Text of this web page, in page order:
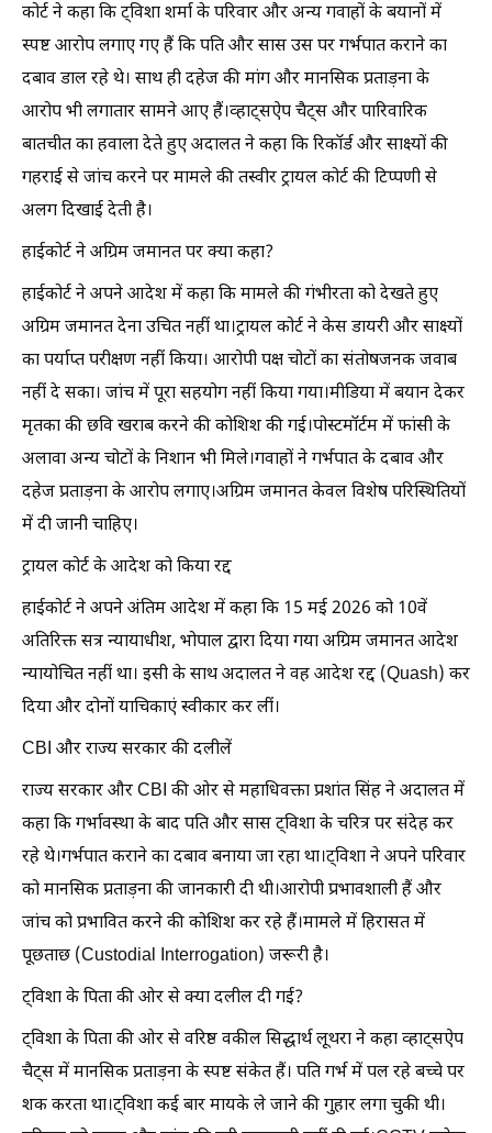
कोर्ट ने कहा कि ट्विशा शर्मा के परिवार और अन्य गवाहों के बयानों में
स्पष्ट आरोप लगाए गए हैं कि पति और सास उस पर गर्भपात कराने का
दबाव डाल रहे थे। साथ ही दहेज की मांग और मानसिक प्रताड़ना के
आरोप भी लगातार सामने आए हैं।व्हाट्सऐप चैट्स और पारिवारिक
बातचीत का हवाला देते हुए अदालत ने कहा कि रिकॉर्ड और साक्ष्यों की
गहराई से जांच करने पर मामले की तस्वीर ट्रायल कोर्ट की टिप्पणी से
अलग दिखाई देती है।
हाईकोर्ट ने अग्रिम जमानत पर क्या कहा?
हाईकोर्ट ने अपने आदेश में कहा कि मामले की गंभीरता को देखते हुए
अग्रिम जमानत देना उचित नहीं था।ट्रायल कोर्ट ने केस डायरी और साक्ष्यों
का पर्याप्त परीक्षण नहीं किया। आरोपी पक्ष चोटों का संतोषजनक जवाब
नहीं दे सका। जांच में पूरा सहयोग नहीं किया गया।मीडिया में बयान देकर
मृतका की छवि खराब करने की कोशिश की गई।पोस्टमॉर्टम में फांसी के
अलावा अन्य चोटों के निशान भी मिले।गवाहों ने गर्भपात के दबाव और
दहेज प्रताड़ना के आरोप लगाए।अग्रिम जमानत केवल विशेष परिस्थितियों
में दी जानी चाहिए।
ट्रायल कोर्ट के आदेश को किया रद्द
हाईकोर्ट ने अपने अंतिम आदेश में कहा कि 15 मई 2026 को 10वें
अतिरिक्त सत्र न्यायाधीश, भोपाल द्वारा दिया गया अग्रिम जमानत आदेश
न्यायोचित नहीं था। इसी के साथ अदालत ने वह आदेश रद्द (Quash) कर
दिया और दोनों याचिकाएं स्वीकार कर लीं।
CBI और राज्य सरकार की दलीलें
राज्य सरकार और CBI की ओर से महाधिवक्ता प्रशांत सिंह ने अदालत में
कहा कि गर्भावस्था के बाद पति और सास ट्विशा के चरित्र पर संदेह कर
रहे थे।गर्भपात कराने का दबाव बनाया जा रहा था।ट्विशा ने अपने परिवार
को मानसिक प्रताड़ना की जानकारी दी थी।आरोपी प्रभावशाली हैं और
जांच को प्रभावित करने की कोशिश कर रहे हैं।मामले में हिरासत में
पूछताछ (Custodial Interrogation) जरूरी है।
ट्विशा के पिता की ओर से क्या दलील दी गई?
ट्विशा के पिता की ओर से वरिष्ठ वकील सिद्धार्थ लूथरा ने कहा व्हाट्सऐप
चैट्स में मानसिक प्रताड़ना के स्पष्ट संकेत हैं। पति गर्भ में पल रहे बच्चे पर
शक करता था।ट्विशा कई बार मायके ले जाने की गुहार लगा चुकी थी।